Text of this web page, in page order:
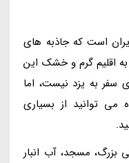
است که جاذبه های
اقلیم گرم و خشک این
سفر به یزد نیست، اما
توانید از بسیاری
بزرگ، مسجد، آب انبار